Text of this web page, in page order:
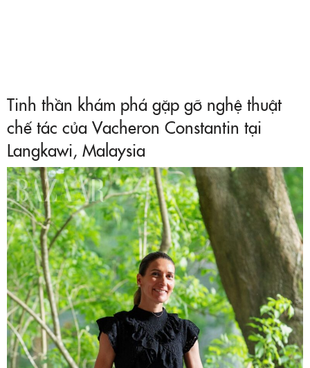
Tinh thần khám phá gặp gỡ nghệ thuật
chế tác của Vacheron Constantin tại
Langkawi, Malaysia